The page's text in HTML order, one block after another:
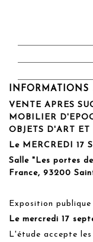
INFORMATIONS
VENTE APRES
MOBILIER
OBJETS D'ART ET
Le MERCREDI 17
Salle "Les portes
France, 93200
Exposition publique
Le mercredi 17
L'étude accepte